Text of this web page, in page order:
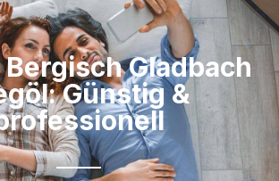
Gladbach​
Günstig &